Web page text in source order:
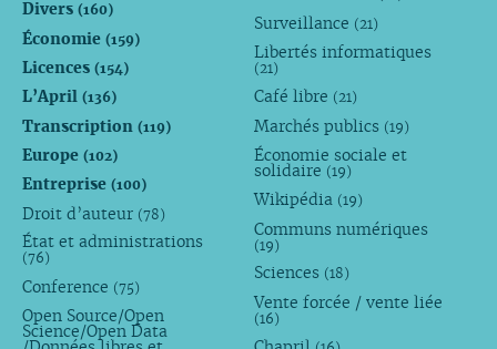
Divers (160)
Économie (159)
Licences (154)
L’April (136)
Transcription (119)
Europe (102)
Entreprise (100)
Droit d’auteur (78)
État et administrations
(76)
Conference (75)
Open Source/Open
Science/Open Data
Surveillance (21)
Libertés informatiques
(21)
Café libre (21)
Marchés publics (19)
Économie sociale et
solidaire (19)
Wikipédia (19)
Communs numériques
(19)
Sciences (18)
Vente forcée / vente liée
(16)